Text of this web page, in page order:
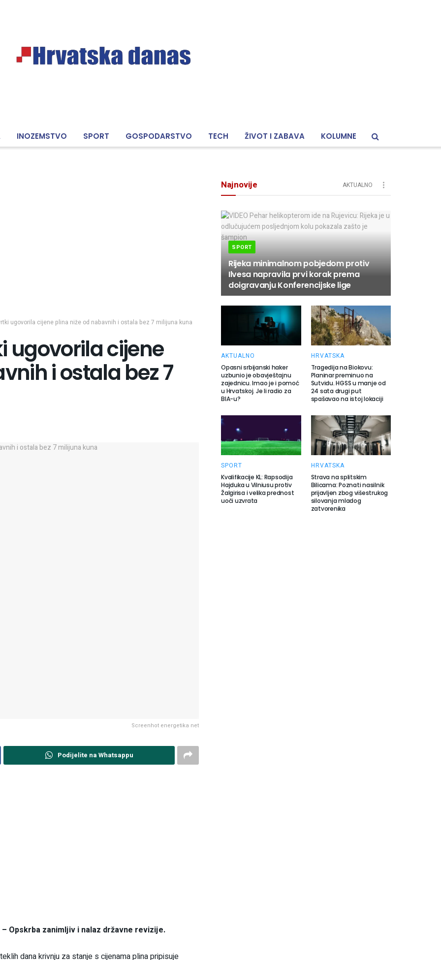
INOZEMSTVO SPORT GOSPODARSTVO TECH ŽIVOT I ZABAVA KOLUMNE
ugovorila cijene plina niže od nabavnih i ostala bez 7 milijuna kuna
ugovorila cijene
i ostala bez 7
Screenhot energetika net
Podijelite na Whatsappu
Opskrba zanimljiv i nalaz državne revizije.
dana krivnju za stanje s cijenama plina pripisuje
Najnovije AKTUALNO
SPORT
Rijeka minimalnom pobjedom protiv
Ilvesa napravila prvi korak prema
doigravanju Konferencijske lige
AKTUALNO
Opasni srbijanski haker
uzbunio je obavještajnu
zajednicu. Imao je i pomoć
u Hrvatskoj. Je li radio za
BIA-u?
HRVATSKA
Tragedija na Biokovu:
Planinar preminuo na
Sutvidu. HGSS u manje od
24 sata drugi put
spašavao na istoj lokaciji
SPORT
Kvalifikacije KL: Rapsodija
Hajduka u Vilniusu protiv
Žalgirisa i velika prednost
uoči uzvrata
HRVATSKA
Strava na splitskim
Bilicama: Poznati nasilnik
prijavljen zbog višestrukog
silovanja mladog
zatvorenika